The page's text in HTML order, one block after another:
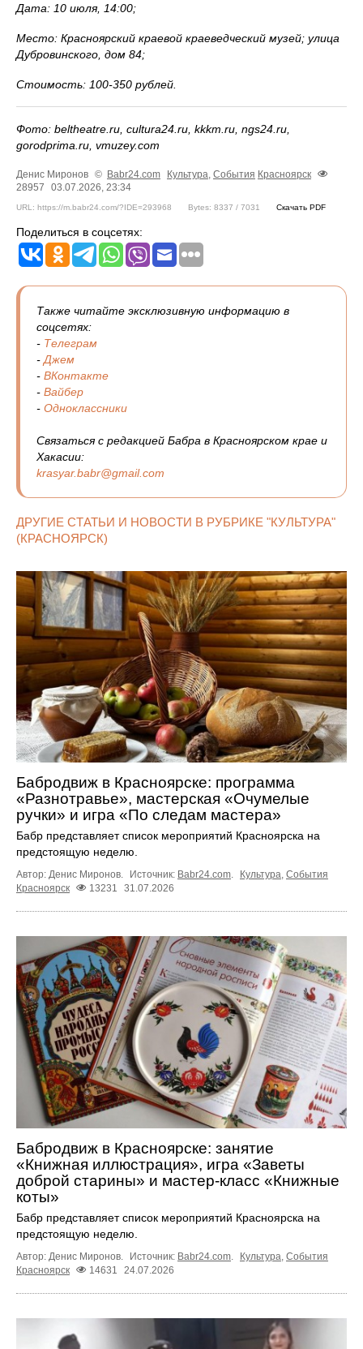
Дата: 10 июля, 14:00;
Место: Красноярский краевой краеведческий музей; улица
Дубровинского, дом 84;
Стоимость: 100-350 рублей.
Фото: beltheatre.ru, cultura24.ru, kkkm.ru, ngs24.ru,
gorodprima.ru, vmuzey.com
Денис Миронов © Babr24.com Культура События Красноярск
28957
03.07.2026, 23:34
URL: https://m.babr24.com/?IDE=293968 Bytes: 8337 / 7031 Скачать PDF
Поделиться в соцсетях:
Также читайте эксклюзивную информацию в
соцсетях:
- Телеграм
- Джем
- ВКонтакте
- Вайбер
- Одноклассники
Связаться с редакцией Бабра в Красноярском крае и
Хакасии:
krasyar.babr@gmail.com
ДРУГИЕ СТАТЬИ И НОВОСТИ В РУБРИКЕ "КУЛЬТУРА"
(КРАСНОЯРСК)
Бабродвиж в Красноярске: программа
«Разнотравье», мастерская «Очумелые
ручки» и игра «По следам мастера»
Бабр представляет список мероприятий Красноярска на
предстоящую неделю.
Автор: Денис Миронов. Источник: Babr24.com. Культура, События
Красноярск
13231 31.07.2026
Бабродвиж в Красноярске: занятие
«Книжная иллюстрация», игра «Заветы
доброй старины» и мастер-класс «Книжные
коты»
Бабр представляет список мероприятий Красноярска на
предстоящую неделю.
Автор: Денис Миронов. Источник: Babr24.com. Культура, События
Красноярск
14631 24.07.2026